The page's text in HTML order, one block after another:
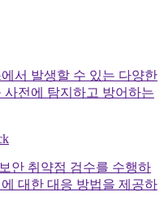
서 발생할 수 있는 다양한
사전에 탐지하고 방어하는
안 취약점 검수를 수행하
대한 대응 방법을 제공하